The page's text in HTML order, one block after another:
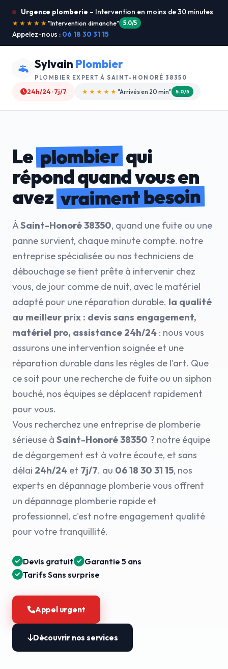
Urgence plomberie – Intervention en moins de 30 minutes
★★★★★"Je recommande !" 4.9/5
Appelez-nous : 06 18 30 31 15
Sylvain Plombier
PLOMBIER EXPERT À SAINT-HONORÉ 38350
24h/24 · 7j/7 ★★★★☆ "Devis gratuit" 4.8/5
Leplombierqui
répond quand vous en
avezvraiment besoin
ÀSaint-Honoré 38350, quand une fuite ou une
panne survient, chaque minute compte. notre
entreprise spécialisée ou nos techniciens de
débouchage se tient prête à intervenir chez
vous, de jour comme de nuit, avec le matériel
adapté pour une réparation durable. la qualité
au meilleur prix : devis sans engagement,
matériel pro, assistance 24h/24 : nous vous
assurons une intervention soignée et une
réparation durable dans les règles de l'art. Que
ce soit pour une recherche de fuite ou un siphon
bouché, nos équipes se déplacent rapidement
pour vous.
Vous recherchez une entreprise de plomberie
sérieuse à Saint-Honoré 38350 ? notre équipe
de dégorgement est à votre écoute, et sans
délai 24h/24 et 7j/7. au 06 18 30 31 15, nos
experts en dépannage plomberie vous offrent
un dépannage plomberie rapide et
professionnel, c'est notre engagement qualité
pour votre tranquillité.
Devis gratuit
Garantie 5 ans
Tarifs Sans surprise
Appel urgent
Découvrir nos services